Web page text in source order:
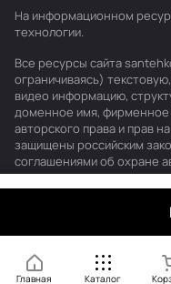
Главная Каталог
На информационном
технологии.
Все ресурсы сайта
ограничиваясь)
видео информацию,
доменное имя, фирменное
авторского права и прав
защищены российским
соглашениями об охране